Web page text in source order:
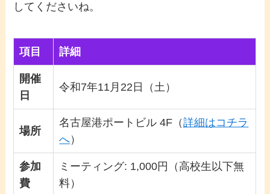
してくださいね。
項目 詳細
開催
日
令和7年11月22日（土）
場所
名古屋港ポートビル 4F（詳細はコチラ
へ）
参加
費
ミーティング: 1,000円（高校生以下無
料）